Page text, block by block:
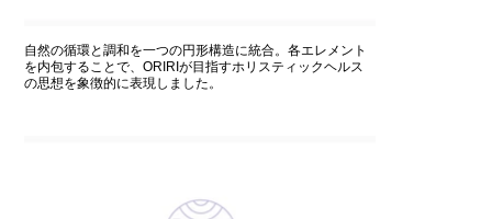
自然の循環と調和を一つの円形構造に統合。各エレメント
を内包することで、ORIRIが目指すホリスティックヘルス
の思想を象徴的に表現しました。